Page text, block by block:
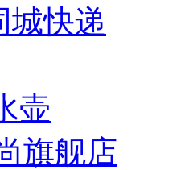
城快递
壶
旗舰店